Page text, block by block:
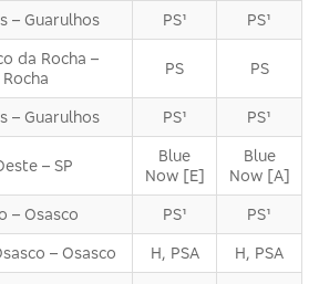
– Guarulhos PS¹ PS¹
da Rocha –
PS PS
– Guarulhos PS¹ PS¹
– SP
Blue
Now [E]
Blue
Now [A]
– Osasco PS¹ PS¹
– Osasco H, PSA H, PSA